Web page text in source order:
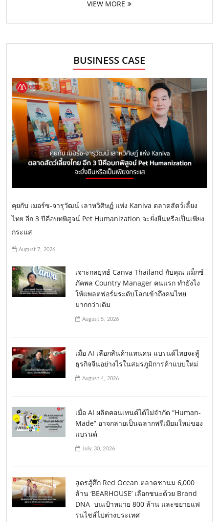
VIEW MORE
BUSINESS CASE
คุยกับ เมอร์ซ-จารุวัฒน์ เลาหวิศิษฏ์ แห่ง Kaniva ตลาดสัตว์เลี้ยง
ไทย อีก 3 ปีคือบทพิสูจน์ Pet Humanization จะยั่งยืนหรือเป็นเพียง
กระแส
August 7, 2026
เจาะกลยุทธ์ Canva Thailand กับคุณ แม็กซ์-
ภัคพล Country Manager คนแรก ทำยังไง
ให้แพลตฟอร์มระดับโลกเข้าถึงคนไทย
มากกว่าเดิม
August 5, 2026
เมื่อ AI เลือกสินค้าแทนคน แบรนด์ไทยจะสู้
ธุรกิจจีนอย่างไรในสมรภูมิการค้าแบบใหม่
August 4, 2026
เมื่อ AI ผลิตคอนเทนต์ได้ไม่จำกัด “Human-
Made” อาจกลายเป็นฉลากพรีเมียมใหม่ของ
แบรนด์
July 30, 2026
สูตรสู้ศึก Red Ocean ตลาดชานม 6,000
ล้าน ‘BEARHOUSE’ เลือกชนะด้วย Brand
DNA บนเป้าหมาย 800 ล้าน และขยายแฟ
รนไชส์ไปต่างประเทศ